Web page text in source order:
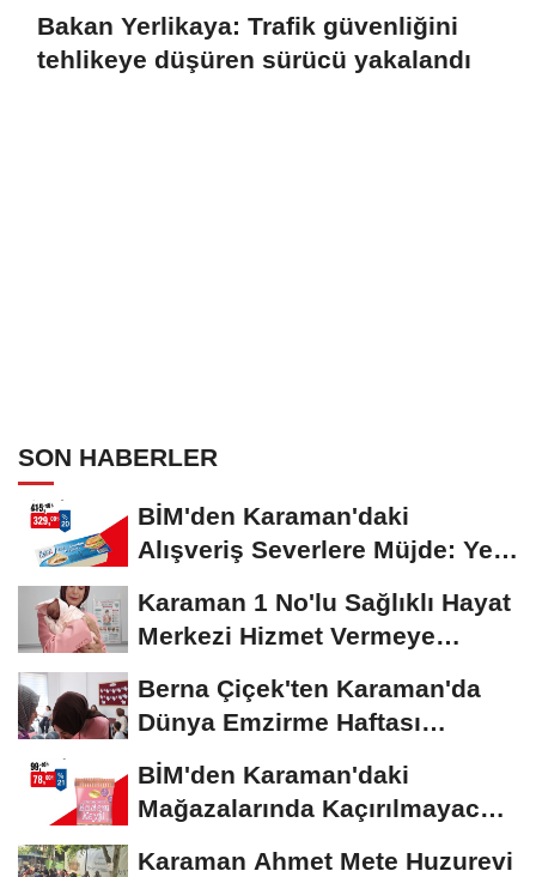
Bakan Yerlikaya: Trafik güvenliğini
tehlikeye düşüren sürücü yakalandı
SON HABERLER
BİM'den Karaman'daki
Alışveriş Severlere Müjde: Yeni
Karaman 1 No'lu Sağlıklı Hayat
Merkezi Hizmet Vermeye
Berna Çiçek'ten Karaman'da
Dünya Emzirme Haftası
Etkinliğine Ziyaret
BİM'den Karaman'daki
Mağazalarında Kaçırılmayacak
Karaman Ahmet Mete Huzurevi